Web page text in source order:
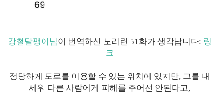
강철달팽이님이 번역하신 노리린 51화가 생각납니다: 링
크
정당하게 도로를 이용할 수 있는 위치에 있지만, 그를 내
세워 다른 사람에게 피해를 주어선 안된다고,